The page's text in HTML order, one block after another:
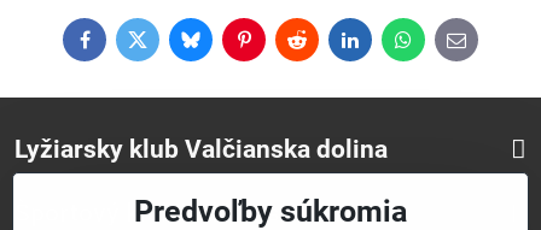
FacebookTwitterBlueskyPinterestReddit LinkedInWhatsApp
E-
mail
Lyžiarsky klub Valčianska dolina
Športový klub Valčianska dolina
Predvoľby súkromia